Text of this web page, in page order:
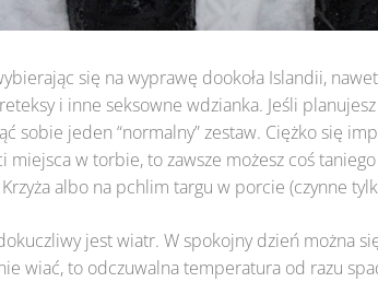
się na wyprawę dookoła Islandii,
i inne seksowne wdzianka. Jeśli
sobie jeden “normalny” zestaw. Ciężko się
miejsca w torbie, to zawsze możesz coś
albo na pchlim targu w porcie (czynne
jest wiatr. W spokojny dzień można
wiać, to odczuwalna temperatura od razu